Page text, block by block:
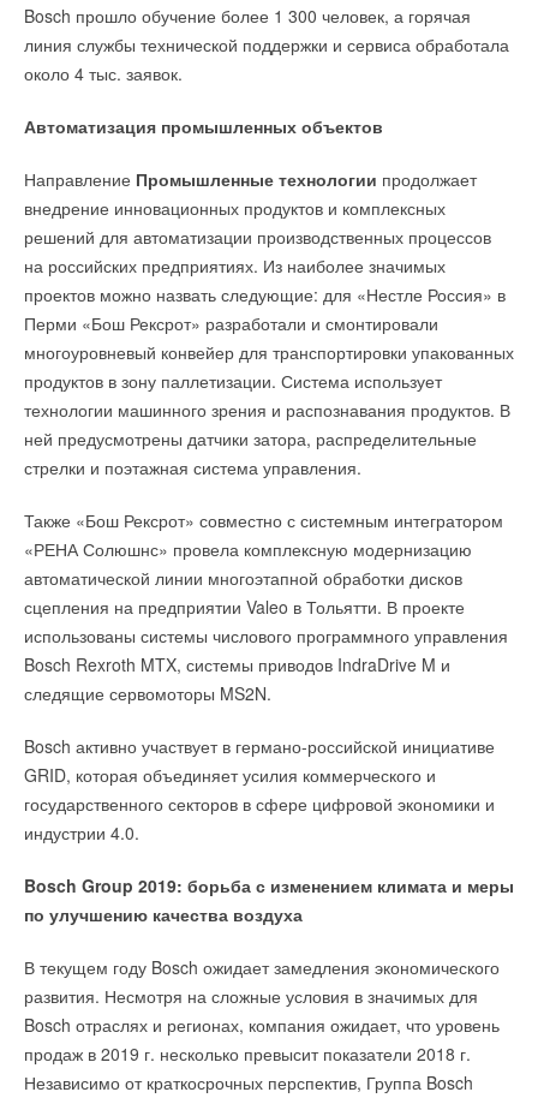
Bosch прошло обучение более 1 300 человек, а горячая
линия службы технической поддержки и сервиса обработала
около 4 тыс. заявок.
Автоматизация промышленных объектов
Направление Промышленные технологии продолжает
внедрение инновационных продуктов и комплексных
решений для автоматизации производственных процессов
на российских предприятиях. Из наиболее значимых
проектов можно назвать следующие: для «Нестле Россия» в
Перми «Бош Рексрот» разработали и смонтировали
многоуровневый конвейер для транспортировки упакованных
продуктов в зону паллетизации. Система использует
технологии машинного зрения и распознавания продуктов. В
ней предусмотрены датчики затора, распределительные
стрелки и поэтажная система управления.
Также «Бош Рексрот» совместно с системным интегратором
«РЕНА Солюшнс» провела комплексную модернизацию
автоматической линии многоэтапной обработки дисков
сцепления на предприятии Valeo в Тольятти. В проекте
использованы системы числового программного управления
Bosch Rexroth MTX, системы приводов IndraDrive M и
следящие сервомоторы MS2N.
Bosch активно участвует в германо-российской инициативе
GRID, которая объединяет усилия коммерческого и
государственного секторов в сфере цифровой экономики и
индустрии 4.0.
Bosch Group 2019: борьба с изменением климата и меры
по улучшению качества воздуха
В текущем году Bosch ожидает замедления экономического
развития. Несмотря на сложные условия в значимых для
Bosch отраслях и регионах, компания ожидает, что уровень
продаж в 2019 г. несколько превысит показатели 2018 г.
Независимо от краткосрочных перспектив, Группа Bosch